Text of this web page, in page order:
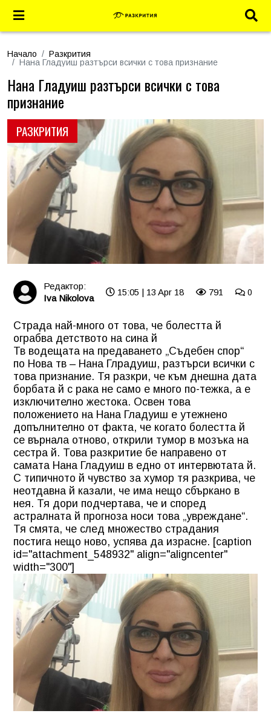
Начало
Разкрития
Нана Гладуиш разтърси всички с това признание
РАЗКРИТИЯ
Нана Гладуиш разтърси всички с това
признание
Редактор:
Iva Nikolova
15:05 | 13 Apr 18 791 0
Страда най-много от това, че болестта й
ограбва детството на сина й
Тв водещата на предаването „Съдебен спор“
по Нова тв – Нана Глрадуиш, разтърси всички с
това признание. Тя разкри, че към днешна дата
борбата й с рака не само е много по-тежка, а е
изключително жестока. Освен това
положението на Нана Гладуиш е утежнено
допълнително от факта, че когато болестта й
се върнала отново, открили тумор в мозъка на
сестра й. Това разкритие бе направено от
самата Нана Гладуиш в едно от интервютата й.
С типичното й чувство за хумор тя разкрива, че
неотдавна й казали, че има нещо сбъркано в
нея. Тя дори подчертава, че и според
астралната й прогноза носи това „увреждане“.
Тя смята, че след множество страдания
постига нещо ново, успява да израсне. [caption
id="attachment_548932" align="aligncenter"
width="300"]